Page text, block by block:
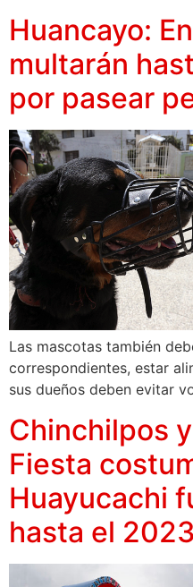
Huancayo:
multarán
por pasear
Las mascotas también
correspondientes, estar
sus dueños deben evitar
Chinchilpos
Fiesta
Huayucachi
hasta el 2023